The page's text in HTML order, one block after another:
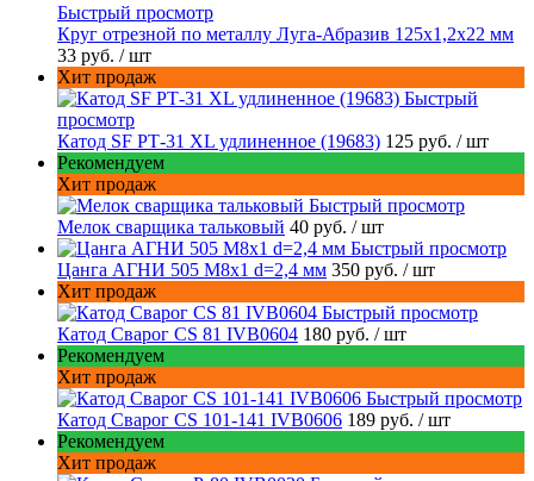
Быстрый просмотр
Круг отрезной по металлу Луга-Абразив 125x1,2x22 мм
33 руб. / шт
Хит продаж
Быстрый
просмотр
Катод SF РТ-31 XL удлиненное (19683) 125 руб. / шт
Рекомендуем
Хит продаж
Быстрый просмотр
Мелок сварщика тальковый 40 руб. / шт
Быстрый просмотр
Цанга АГНИ 505 М8х1 d=2,4 мм 350 руб. / шт
Хит продаж
Быстрый просмотр
Катод Сварог CS 81 IVB0604 180 руб. / шт
Рекомендуем
Хит продаж
Быстрый просмотр
Катод Сварог CS 101-141 IVB0606 189 руб. / шт
Рекомендуем
Хит продаж